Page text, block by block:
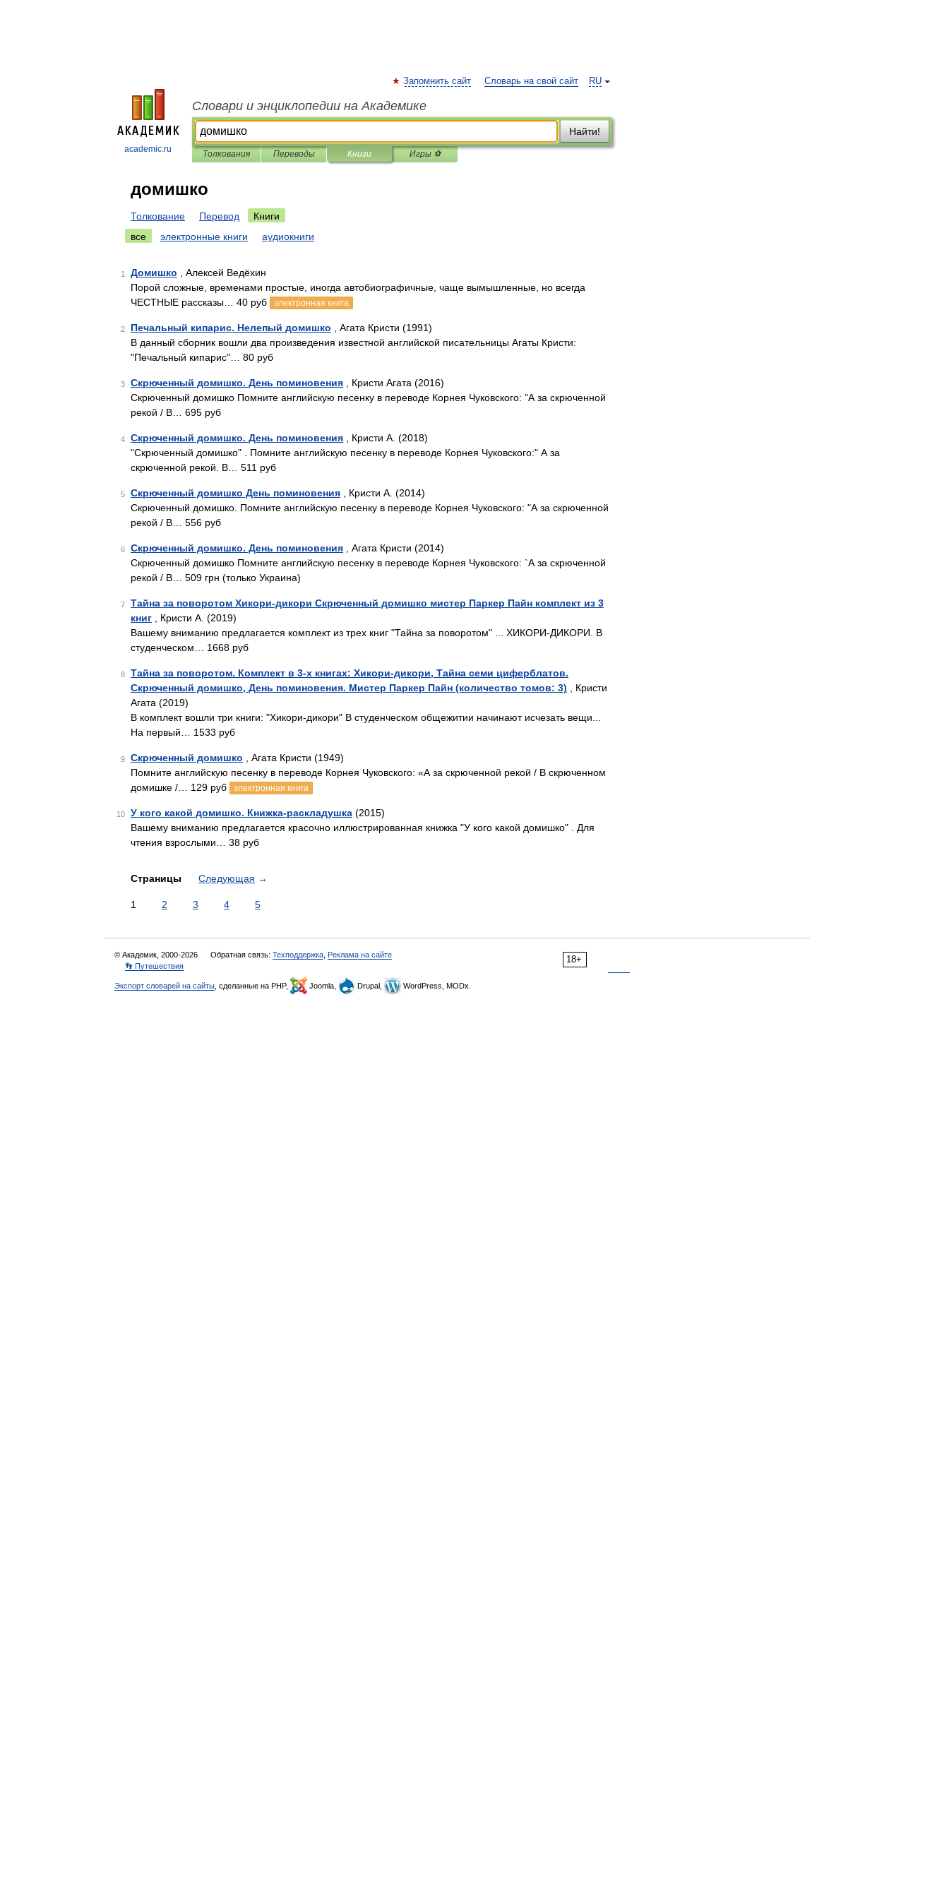
academic.ru
RU
Запомнить сайт Словарь на свой сайт
Словари и энциклопедии на Академике
Найти!
Толкования Переводы Книги Игры ⚽
домишко
Толкование Перевод
Книги
все
электронные книги аудиокниги
1 Домишко , Алексей Ведёхин
Порой сложные, временами простые, иногда автобиографичные, чаще вымышленные, но всегда
ЧЕСТНЫЕ рассказы… 40 руб
электронная книга
2 Печальный кипарис. Нелепый домишко , Агата Кристи (1991)
В данный сборник вошли два произведения известной английской писательницы Агаты Кристи:
"Печальный кипарис"… 80 руб
3 Скрюченный домишко. День поминовения , Кристи Агата (2016)
Скрюченный домишко Помните английскую песенку в переводе Корнея Чуковского: "А за скрюченной
рекой / В… 695 руб
4 Скрюченный домишко. День поминовения , Кристи А. (2018)
"Скрюченный домишко" . Помните английскую песенку в переводе Корнея Чуковского:" А за
скрюченной рекой. В… 511 руб
5 Скрюченный домишко День поминовения , Кристи А. (2014)
Скрюченный домишко. Помните английскую песенку в переводе Корнея Чуковского: "А за скрюченной
рекой / В… 556 руб
6 Скрюченный домишко. День поминовения , Агата Кристи (2014)
Скрюченный домишко Помните английскую песенку в переводе Корнея Чуковского: `А за скрюченной
рекой / В… 509 грн (только Украина)
7
Тайна за поворотом Хикори-дикори Скрюченный домишко мистер Паркер Пайн комплект из 3
книг , Кристи А. (2019)
Вашему вниманию предлагается комплект из трех книг "Тайна за поворотом" ... ХИКОРИ-ДИКОРИ. В
студенческом… 1668 руб
8
Тайна за поворотом. Комплект в 3-х книгах: Хикори-дикори, Тайна семи циферблатов.
Скрюченный домишко, День поминовения. Мистер Паркер Пайн (количество томов: 3) , Кристи
Агата (2019)
В комплект вошли три книги: "Хикори-дикори" В студенческом общежитии начинают исчезать вещи...
На первый… 1533 руб
9 Скрюченный домишко , Агата Кристи (1949)
Помните английскую песенку в переводе Корнея Чуковского: «А за скрюченной рекой / В скрюченном
домишке /… 129 руб
электронная книга
10 У кого какой домишко. Книжка-раскладушка (2015)
Вашему вниманию предлагается красочно иллюстрированная книжка "У кого какой домишко" . Для
чтения взрослыми… 38 руб
Страницы Следующая →
1 2 3 4 5
18+
© Академик, 2000-2026 Обратная связь: Техподдержка Реклама на сайте
👣 Путешествия
Экспорт словарей на сайты , сделанные на PHP, Joomla, Drupal, WordPress, MODx.